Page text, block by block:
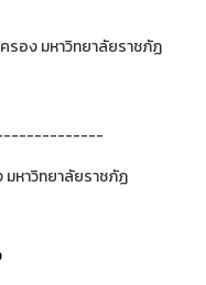
รอง มหาวิทยาลัยราชภัฏ
มหาวิทยาลัยราชภัฏ